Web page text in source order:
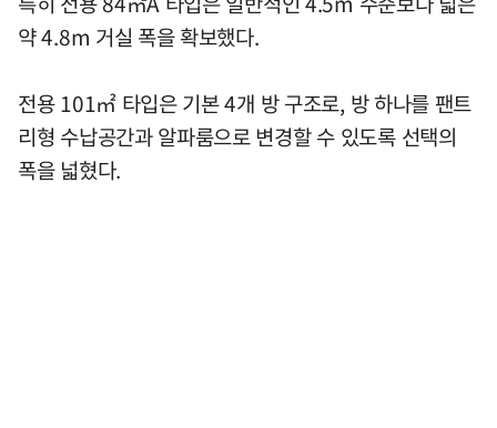
약 4.8m 거실 폭을 확보했다.
전용 101㎡ 타입은 기본 4개 방 구조로, 방 하나를 팬트
리형 수납공간과 알파룸으로 변경할 수 있도록 선택의
폭을 넓혔다.